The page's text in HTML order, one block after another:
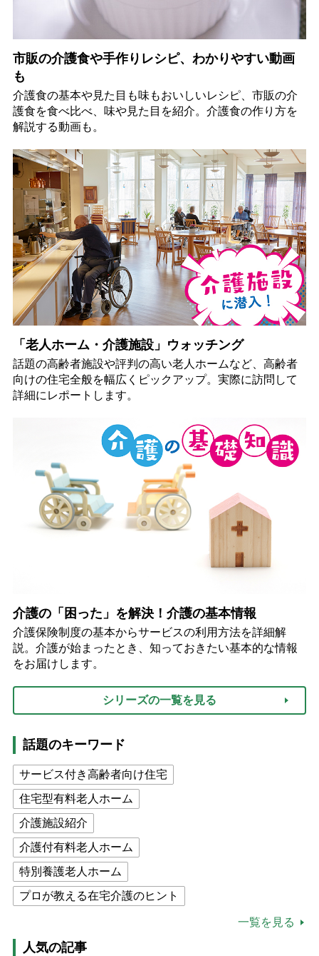
市販の介護食や手作りレシピ、わかりやすい動画
も
介護食の基本や見た目も味もおいしいレシピ、市販の介
護食を食べ比べ、味や見た目を紹介。介護食の作り方を
解説する動画も。
「老人ホーム・介護施設」ウォッチング
話題の高齢者施設や評判の高い老人ホームなど、高齢者
向けの住宅全般を幅広くピックアップ。実際に訪問して
詳細にレポートします。
介護の「困った」を解決！介護の基本情報
介護保険制度の基本からサービスの利用方法を詳細解
説。介護が始まったとき、知っておきたい基本的な情報
をお届けします。
シリーズの一覧を見る
話題のキーワード
サービス付き高齢者向け住宅
住宅型有料老人ホーム
介護施設紹介
介護付有料老人ホーム
特別養護老人ホーム
プロが教える在宅介護のヒント
高木ブー
ケアマネジャー
一覧を見る
人気の記事